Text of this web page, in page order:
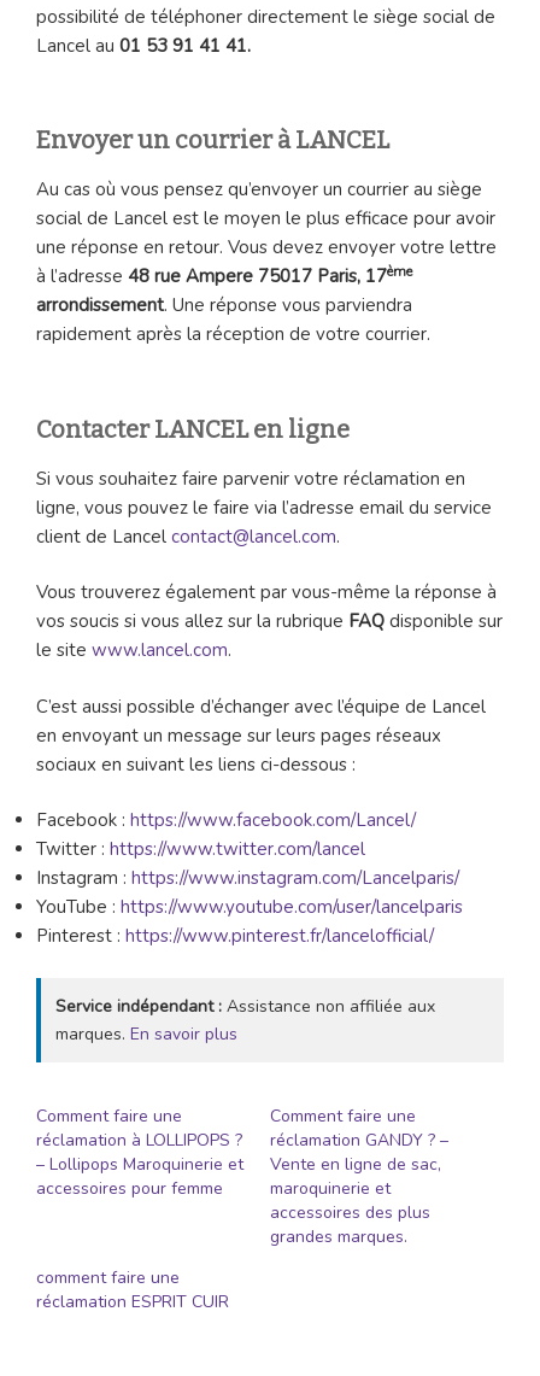
possibilité de téléphoner directement le siège social de
Lancel au 01 53 91 41 41.
Envoyer un courrier à LANCEL
Au cas où vous pensez qu’envoyer un courrier au siège
social de Lancel est le moyen le plus efficace pour avoir
une réponse en retour. Vous devez envoyer votre lettre
à l’adresse 48 rue Ampere 75017 Paris, 17ème
arrondissement. Une réponse vous parviendra
rapidement après la réception de votre courrier.
Contacter LANCEL en ligne
Si vous souhaitez faire parvenir votre réclamation en
ligne, vous pouvez le faire via l’adresse email du service
client de Lancel contact@lancel.com.
Vous trouverez également par vous-même la réponse à
vos soucis si vous allez sur la rubrique FAQ disponible sur
le site www.lancel.com.
C’est aussi possible d’échanger avec l’équipe de Lancel
en envoyant un message sur leurs pages réseaux
sociaux en suivant les liens ci-dessous :
Facebook : https://www.facebook.com/Lancel/
Twitter : https://www.twitter.com/lancel
Instagram : https://www.instagram.com/Lancelparis/
YouTube : https://www.youtube.com/user/lancelparis
Pinterest : https://www.pinterest.fr/lancelofficial/
Service indépendant : Assistance non affiliée aux
marques. En savoir plus
Comment faire une
réclamation à LOLLIPOPS ?
– Lollipops Maroquinerie et
accessoires pour femme
Comment faire une
réclamation GANDY ? –
Vente en ligne de sac,
maroquinerie et
accessoires des plus
grandes marques.
comment faire une
réclamation ESPRIT CUIR